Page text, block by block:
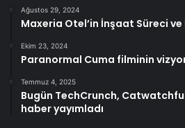
Ağustos 29, 2024
Maxeria Otel’in İnşaat Süreci
Ekim 23, 2024
Paranormal Cuma filminin
Temmuz 4, 2025
Bugün TechCrunch,
haber yayımladı